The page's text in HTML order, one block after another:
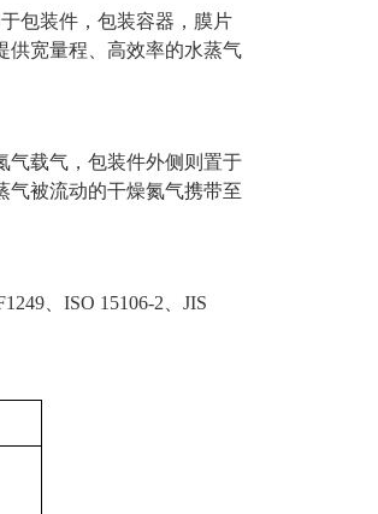
包装件，包装容器，膜片
供宽量程、高效率的水蒸气
气载气，包装件外侧则置于
气被流动的干燥氮气携带至
、ISO 15106-2、JIS